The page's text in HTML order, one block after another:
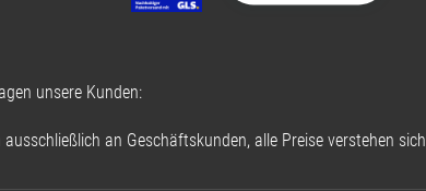
unsere Kunden:
an Geschäftskunden, alle Preise verstehen